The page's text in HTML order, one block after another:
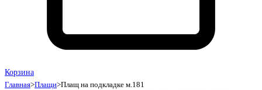
Корзина
Главная>Плащи>Плащ на подкладке м.181